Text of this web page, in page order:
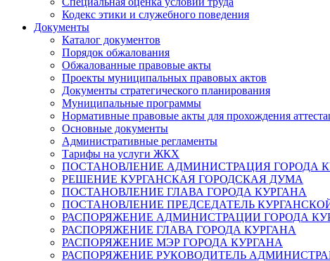
Кодекс этики и служебного поведения
Документы
Каталог документов
Порядок обжалования
Обжалованные правовые акты
Проекты муниципальных правовых актов
Документы стратегического планирования
Муниципальные программы
Нормативные правовые акты для прохождения
Основные документы
Административные регламенты
Тарифы на услуги ЖКХ
ПОСТАНОВЛЕНИЕ АДМИНИСТРАЦИЯ ГОРОДА
РЕШЕНИЕ КУРГАНСКАЯ ГОРОДСКАЯ ДУМА
ПОСТАНОВЛЕНИЕ ГЛАВА ГОРОДА КУРГАНА
ПОСТАНОВЛЕНИЕ ПРЕДСЕДАТЕЛЬ
РАСПОРЯЖЕНИЕ АДМИНИСТРАЦИИ ГОРОДА
РАСПОРЯЖЕНИЕ ГЛАВА ГОРОДА КУРГАНА
РАСПОРЯЖЕНИЕ МЭР ГОРОДА КУРГАНА
РАСПОРЯЖЕНИЕ РУКОВОДИТЕЛЬ